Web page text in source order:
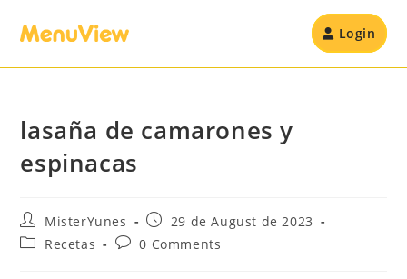
Login
lasaña de camarones y
espinacas
MisterYunes
29 de August de 2023
Recetas
0 Comments